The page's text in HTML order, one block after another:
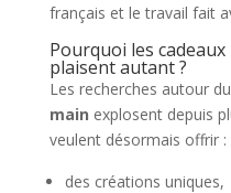
français et le travail fait
Pourquoi les
plaisent autant ?
Les recherches autour du
main explosent depuis
veulent désormais offrir :
des créations uniques,